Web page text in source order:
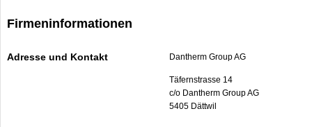
Firmeninformationen
Adresse und Kontakt Dantherm Group AG
Täfernstrasse 14
c/o Dantherm Group AG
5405 Dättwil